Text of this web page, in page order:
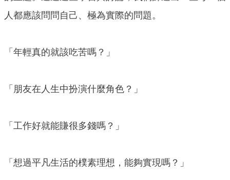
人都應該問問自己、極為實際的問題。
「年輕真的就該吃苦嗎？」
「朋友在人生中扮演什麼角色？」
「工作好就能賺很多錢嗎？」
「想過平凡生活的樸素理想，能夠實現嗎？」